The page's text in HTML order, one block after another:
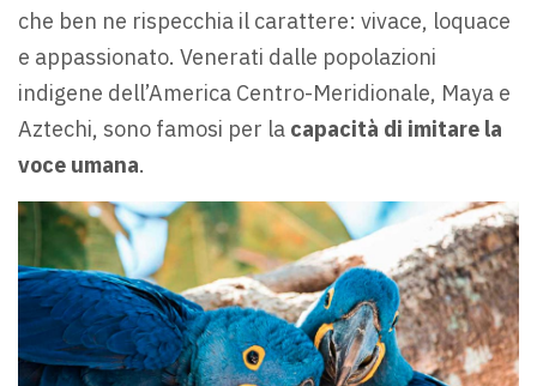
che ben ne rispecchia il carattere: vivace, loquace
e appassionato. Venerati dalle popolazioni
indigene dell’America Centro-Meridionale, Maya e
Aztechi, sono famosi per la capacità di imitare la
voce umana.